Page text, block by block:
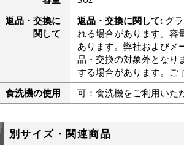
返品・交換に
関して
返品・交換に関して:グラ
れる場合があります。容
あります。弊社およびメ
品・交換の対象外となり
する場合があります。ご
食洗機の使用
可：食洗機をご利用いた
別サイズ・関連商品